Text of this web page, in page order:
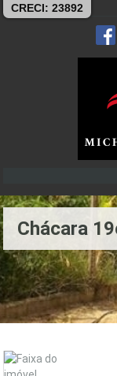
CRECI: 23892
Chácara